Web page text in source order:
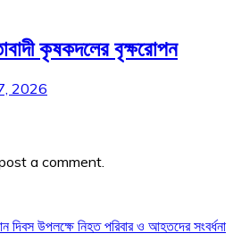
কৃষকদলের বৃক্ষরোপন
2026
a comment.
উপলক্ষে নিহত পরিবার ও আহতদের সংবর্ধনা